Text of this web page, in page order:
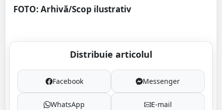
FOTO: Arhivă/Scop ilustrativ
Distribuie articolul
Facebook Messenger
WhatsApp E-mail